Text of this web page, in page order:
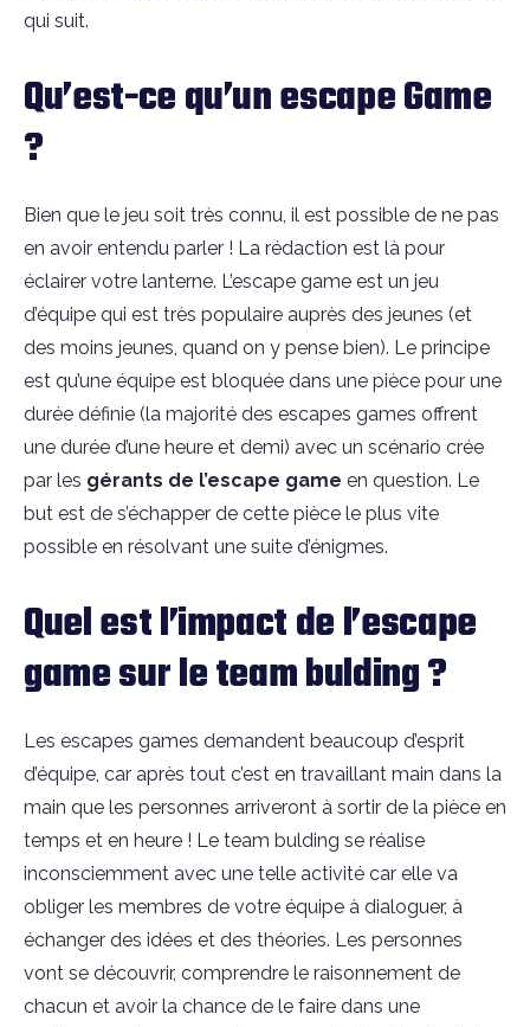
qui suit.
Qu’est-ce qu’un escape Game
?
Bien que le jeu soit très connu, il est possible de ne pas
en avoir entendu parler ! La rédaction est là pour
éclairer votre lanterne. L’escape game est un jeu
d’équipe qui est très populaire auprès des jeunes (et
des moins jeunes, quand on y pense bien). Le principe
est qu’une équipe est bloquée dans une pièce pour une
durée définie (la majorité des escapes games offrent
une durée d’une heure et demi) avec un scénario crée
par les gérants de l’escape game en question. Le
but est de s’échapper de cette pièce le plus vite
possible en résolvant une suite d’énigmes.
Quel est l’impact de l’escape
game sur le team bulding ?
Les escapes games demandent beaucoup d’esprit
d’équipe, car après tout c’est en travaillant main dans la
main que les personnes arriveront à sortir de la pièce en
temps et en heure ! Le team bulding se réalise
inconsciemment avec une telle activité car elle va
obliger les membres de votre équipe à dialoguer, à
échanger des idées et des théories. Les personnes
vont se découvrir, comprendre le raisonnement de
chacun et avoir la chance de le faire dans une